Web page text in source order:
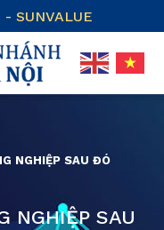
SUNVALUE
NGHIỆP SAU ĐÓ
NGHIỆP SAU